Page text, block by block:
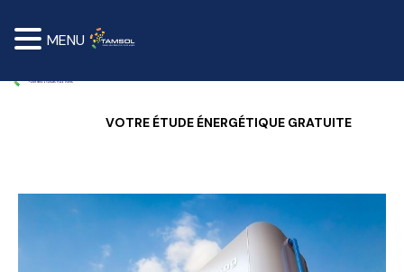
VOTRE ÉTUDE ÉNERGÉTIQUE GRATUITE
MENU